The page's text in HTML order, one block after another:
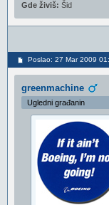
Gde živiš: Šid
Poslao: 27 Mar 2009
greenmachine
Ugledni građanin